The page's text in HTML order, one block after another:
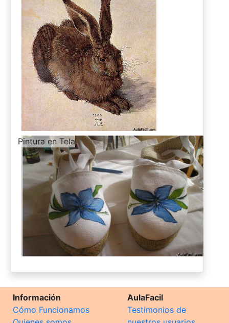
-
Pintura en Tela
Información
Cómo Funcionamos
AulaFacil
Testimonios de